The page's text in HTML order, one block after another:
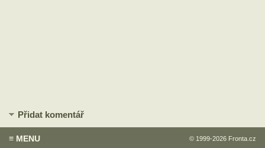
Přidat komentář
© 1999-2026 Fronta.cz
≡ MENU